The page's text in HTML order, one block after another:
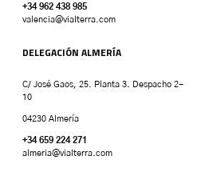
+34 962 438 985
valencia@vialterra.com
DELEGACIÓN ALMERÍA
C/ José Gaos, 25. Planta 3. Despacho 2-
10
04230 Almería
+34 659 224 271
almeria@vialterra.com